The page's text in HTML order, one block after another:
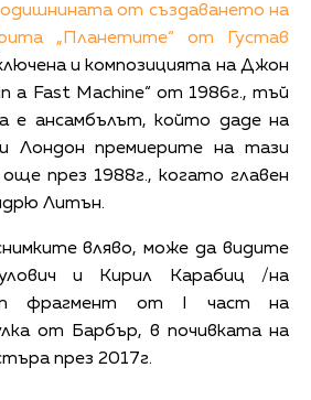
от създаването на
„Планетите“ от Густав
и композицията на Джон
a Fast Machine“ от 1986г., тъй
е ансамбълът, който даде на
Лондон премиерите на тази
през 1988г., когато главен
Литън.
вляво, може да видите
и Кирил Карабиц /на
фрагмент от I част на
от Барбър, в почивката на
през 2017г.